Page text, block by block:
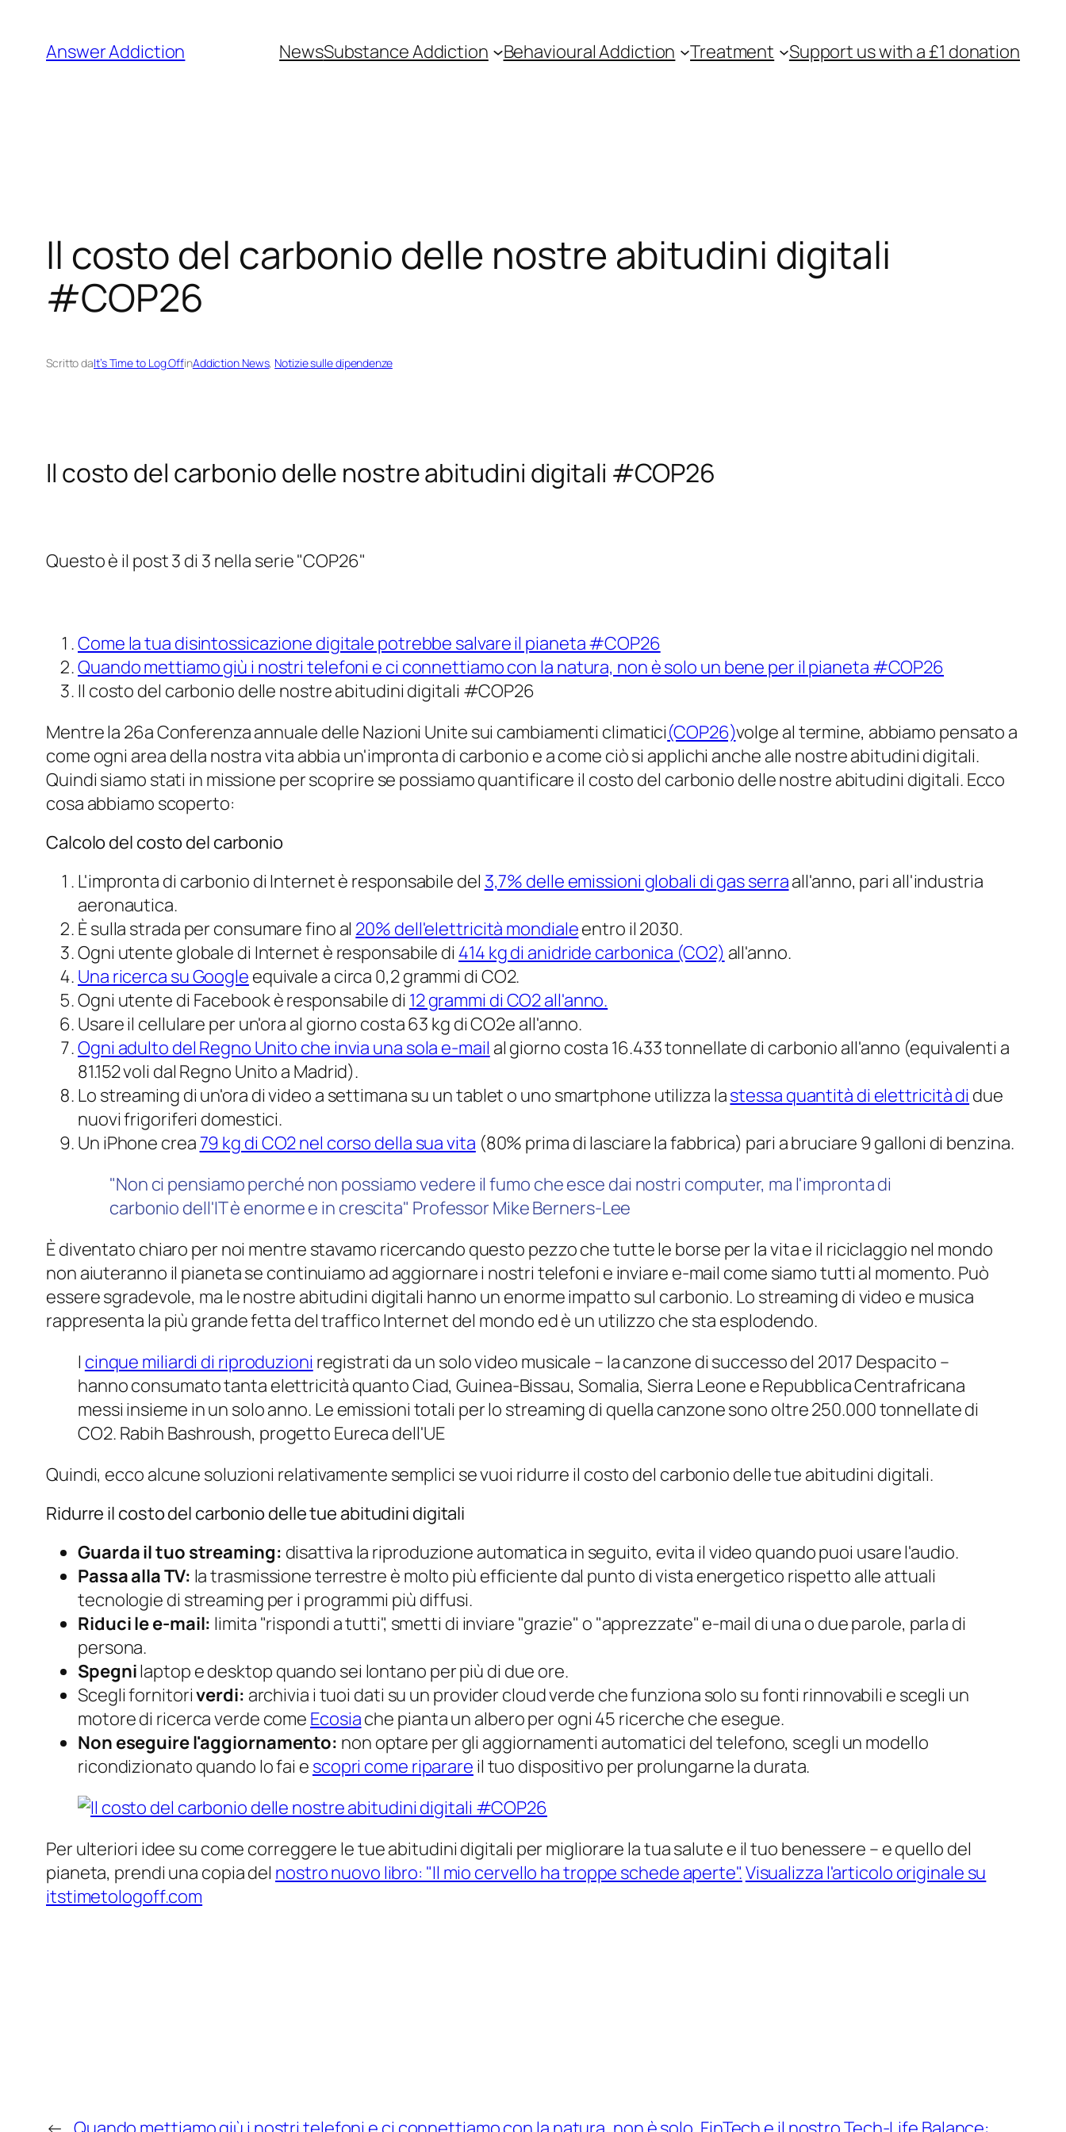
contenuto
Answer Addiction NewsSubstance Addiction Behavioural Addiction Treatment Support us with a £1 donation
Il costo del carbonio delle nostre abitudini digitali
#COP26
Scritto daIt’s Time to Log OffinAddiction News, Notizie sulle dipendenze
Il costo del carbonio delle nostre abitudini digitali #COP26
Questo è il post 3 di 3 nella serie"COP26"
Come la tua disintossicazione digitale potrebbe salvare il pianeta #COP26
Quando mettiamo giù i nostri telefoni e ci connettiamo con la natura, non è solo un bene per il pianeta #COP26
Il costo del carbonio delle nostre abitudini digitali #COP26
Mentre la 26a Conferenza annuale delle Nazioni Unite sui cambiamenti climatici(COP26)volge al termine, abbiamo pensato a
come ogni area della nostra vita abbia un'impronta di carbonio e a come ciò si applichi anche alle nostre abitudini digitali.
Quindi siamo stati in missione per scoprire se possiamo quantificare il costo del carbonio delle nostre abitudini digitali. Ecco
cosa abbiamo scoperto:
Calcolo del costo del carbonio
L'impronta di carbonio di Internet è responsabile del 3,7% delle emissioni globali di gas serraall'anno, pari all'industria
aeronautica.
È sulla strada per consumare fino al 20% dell'elettricità mondialeentro il 2030.
Ogni utente globale di Internet è responsabile di 414 kg di anidride carbonica (CO2) all'anno.
Una ricerca su Google equivale a circa 0,2 grammi di CO2.
Ogni utente di Facebook è responsabile di 12 grammi di CO2 all'anno.
Usare il cellulare per un'ora al giorno costa 63 kg di CO2e all'anno.
Ogni adulto del Regno Unito che invia una sola e-mail al giorno costa 16.433 tonnellate di carbonio all'anno (equivalenti a
81.152 voli dal Regno Unito a Madrid).
Lo streaming di un'ora di video a settimana su un tablet o uno smartphone utilizza lastessa quantità di elettricità di due
nuovi frigoriferi domestici.
Un iPhone crea79 kg di CO2 nel corso della sua vita (80% prima di lasciare la fabbrica) pari a bruciare 9 galloni di benzina.
"Non ci pensiamo perché non possiamo vedere il fumo che esce dai nostri computer, ma l'impronta di
carbonio dell'IT è enorme e in crescita" Professor Mike Berners-Lee
È diventato chiaro per noi mentre stavamo ricercando questo pezzo che tutte le borse per la vita e il riciclaggio nel mondo
non aiuteranno il pianeta se continuiamo ad aggiornare i nostri telefoni e inviare e-mail come siamo tutti al momento. Può
essere sgradevole, ma le nostre abitudini digitali hanno un enorme impatto sul carbonio. Lo streaming di video e musica
rappresenta la più grande fetta del traffico Internet del mondo ed è un utilizzo che sta esplodendo.
I cinque miliardi di riproduzioni registrati da un solo video musicale – la canzone di successo del 2017 Despacito –
hanno consumato tanta elettricità quanto Ciad, Guinea-Bissau, Somalia, Sierra Leone e Repubblica Centrafricana
messi insieme in un solo anno. Le emissioni totali per lo streaming di quella canzone sono oltre 250.000 tonnellate di
CO2. Rabih Bashroush, progetto Eureca dell'UE
Quindi, ecco alcune soluzioni relativamente semplici se vuoi ridurre il costo del carbonio delle tue abitudini digitali.
Ridurre il costo del carbonio delle tue abitudini digitali
Guarda il tuo streaming: disattiva la riproduzione automatica in seguito, evita il video quando puoi usare l'audio.
Passa alla TV: la trasmissione terrestre è molto più efficiente dal punto di vista energetico rispetto alle attuali
tecnologie di streaming per i programmi più diffusi.
Riduci le e-mail: limita "rispondi a tutti", smetti di inviare "grazie" o "apprezzate" e-mail di una o due parole, parla di
persona.
Spegnilaptop e desktop quando sei lontano per più di due ore.
Scegli fornitoriverdi: archivia i tuoi dati su un provider cloud verde che funziona solo su fonti rinnovabili e scegli un
motore di ricerca verde come Ecosiache pianta un albero per ogni 45 ricerche che esegue.
Non eseguire l'aggiornamento: non optare per gli aggiornamenti automatici del telefono, scegli un modello
ricondizionato quando lo fai e scopri come riparare il tuo dispositivo per prolungarne la durata.
Per ulteriori idee su come correggere le tue abitudini digitali per migliorare la tua salute e il tuo benessere – e quello del
pianeta, prendi una copia del nostro nuovo libro: "Il mio cervello ha troppe schede aperte".Visualizza l'articolo originale su
itstimetologoff.com